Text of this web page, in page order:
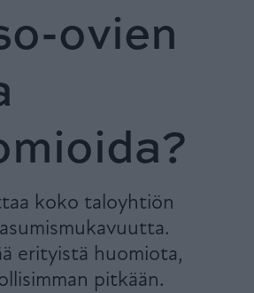
ovien
koko taloyhtiön
erityistä huomiota,
pitkään.